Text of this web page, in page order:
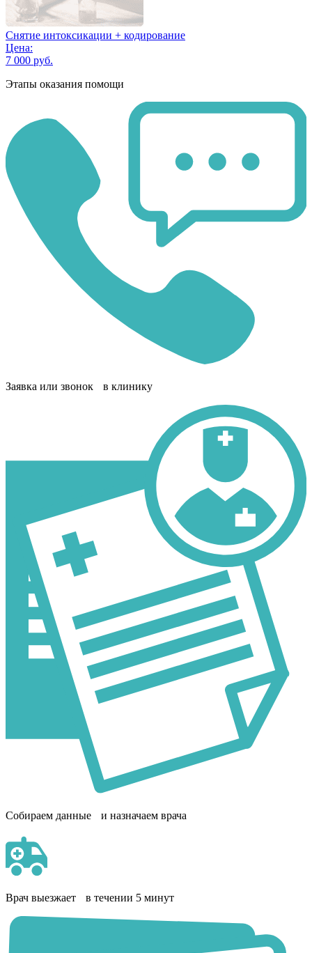
Снятие интоксикации + кодирование
Цена:
7 000 руб.
Этапы оказания помощи
Заявка или звонок в клинику
Собираем данные и назначаем врача
Врач выезжает в течении 5 минут